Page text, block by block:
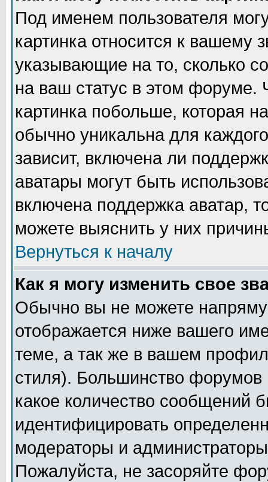
Под именем пользователя
картинка относится к вашему
указывающие на то, сколько
на ваш статус в этом форуме.
картинка побольше, которая
обычно уникальна для
зависит, включена ли
аватары могут быть
включена поддержка аватар,
можете выяснить у них
Вернуться к началу
Как я могу изменить свое
Обычно вы не можете
отображается ниже вашего
теме, а так же в вашем
стиля). Большинство форумов
какое количество сообщений
идентифицировать
модераторы и
Пожалуйста, не засоряйте